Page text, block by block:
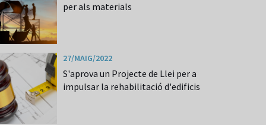
per als materials
27/MAIG/2022
S'aprova un Projecte de Llei per a
impulsar la rehabilitació d'edificis